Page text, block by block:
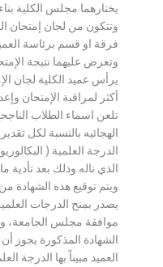
يختارهما مجلس الكلية
وتتكون من لجان إمتحان
فرقة او قسم برئاسة
وتعرض عليهما نتيجة
يرأس عميد الكلية لجان
أكثر لمراقبة الإمتحان
تلعن اسماء الطلاب
الهجائيه بالنسبة لكل
الدرجة العلمية (
الذي ناله وذلك بعد
ويتم توقيع هذه الشهادة
يصدر بمنح الدرجات
موافقة مجلس الجامعة،
الشهادة المذكورة يجوز
العميد مبيناً بها الدرجة